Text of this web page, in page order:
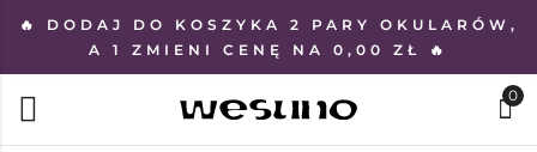
🔥 DODAJ DO KOSZYKA 2 PARY OKULARÓW,
A 1 ZMIENI CENĘ NA 0,00 ZŁ 🔥
0